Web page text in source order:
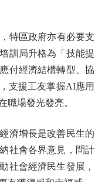
區政府亦有必要支
訓局升格為「技能提
付經濟結構轉型、協
支援工友掌握AI應用
職場發光發亮。
增長是改善民生的
社會各界意見，問計
社會經濟民生發展，